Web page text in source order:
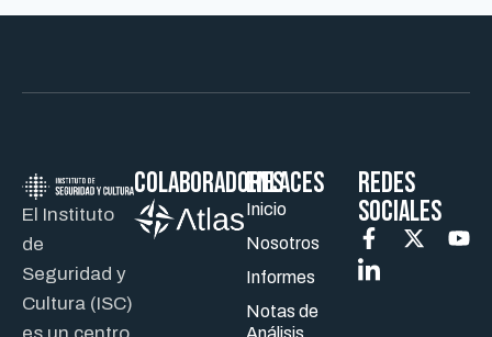
El Instituto
de
Seguridad y
Cultura (ISC)
ColaboradoresENLACES
Inicio
Nosotros
Informes
Notas de
REDES
SOCIALES